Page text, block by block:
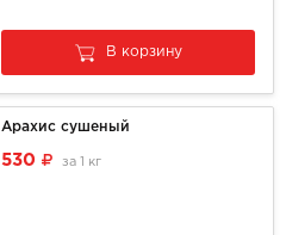
В корзину
Арахис сушеный
530 за 1 кг